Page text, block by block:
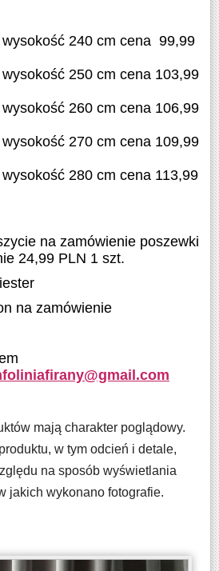
240 cm cena 99,99
250 cm cena 103,99
260 cm cena 106,99
270 cm cena 109,99
280 cm cena 113,99
na zamówienie poszewki
24,99 PLN 1 szt.
na zamówienie
mają charakter poglądowy.
w tym odcień i detale,
na sposób wyświetlania
jakich wykonano fotografie.